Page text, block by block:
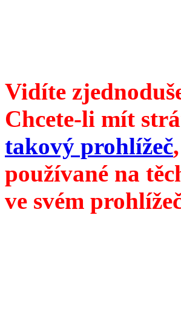
Vidíte
Chcete-li mít
takový prohlížeč
používané na
ve svém